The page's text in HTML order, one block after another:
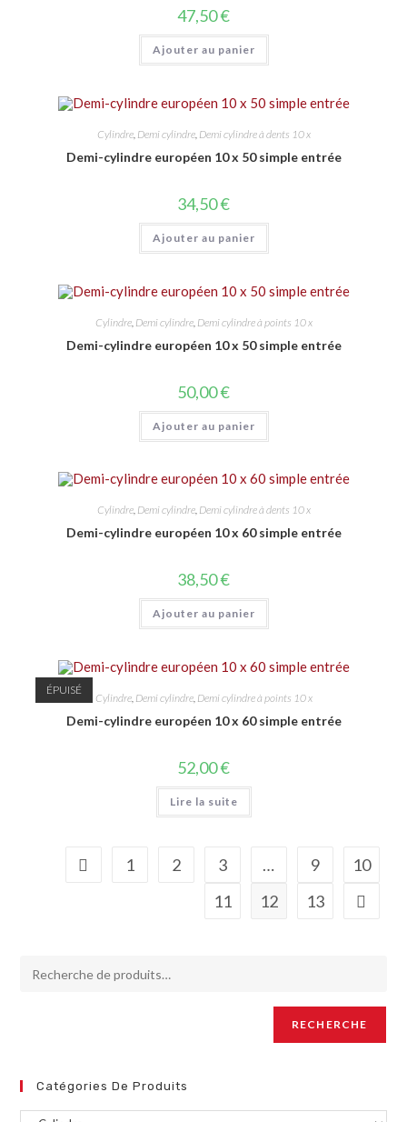
47,50€
Ajouter au panier
Cylindre, Demi cylindre, Demi cylindre à dents 10 x
Demi-cylindre européen 10 x 50 simple entrée
34,50€
Ajouter au panier
Cylindre, Demi cylindre, Demi cylindre à points 10 x
Demi-cylindre européen 10 x 50 simple entrée
50,00€
Ajouter au panier
Cylindre, Demi cylindre, Demi cylindre à dents 10 x
Demi-cylindre européen 10 x 60 simple entrée
38,50€
Ajouter au panier
ÉPUISÉ
Cylindre, Demi cylindre, Demi cylindre à points 10 x
Demi-cylindre européen 10 x 60 simple entrée
52,00€
Lire la suite
1 2 3 … 9
10
11
12 13
RECHERCHE
Catégories De Produits